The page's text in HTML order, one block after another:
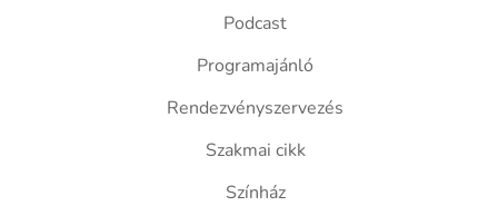
Podcast
Programajánló
Rendezvényszervezés
Szakmai cikk
Színház